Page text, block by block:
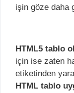
işin göze daha
HTML5 tablo
için ise zaten
etiketinden
HTML tablo